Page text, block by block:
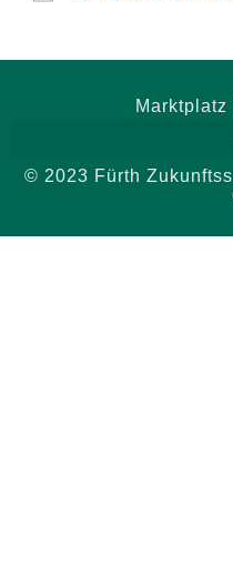
Marktplatz
© 2023 Fürth